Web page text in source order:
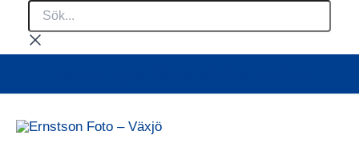
innehåll
Sök...